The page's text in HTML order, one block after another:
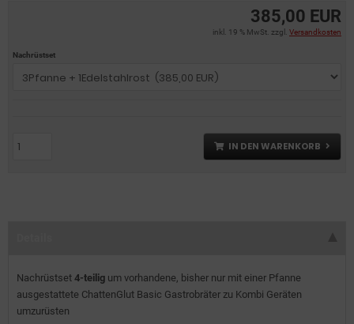
385,00 EUR
inkl. 19 % MwSt. zzgl. Versandkosten
Nachrüstset
IN DEN WARENKORB
Nachrüstset 4-teilig um vorhandene, bisher nur mit einer Pfanne
ausgestattete ChattenGlut Basic Gastrobräter zu Kombi Geräten
umzurüsten